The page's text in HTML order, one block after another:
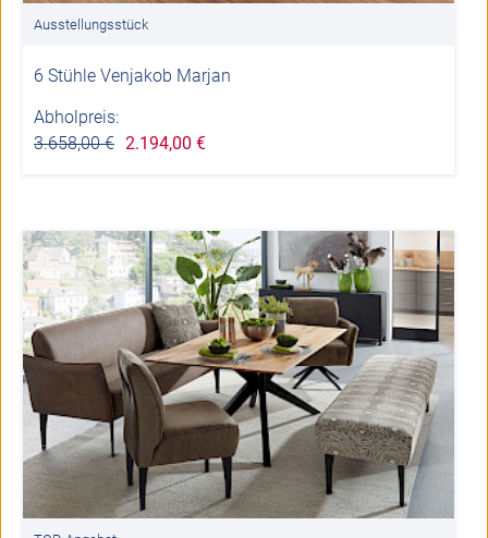
Ausstellungsstück
6 Stühle Venjakob Marjan
Abholpreis:
3.658,00 € 2.194,00 €